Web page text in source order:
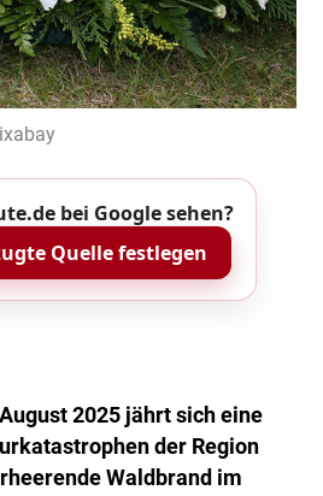
bei Google sehen?
Quelle festlegen
2025 jährt sich eine
der Region
Waldbrand im